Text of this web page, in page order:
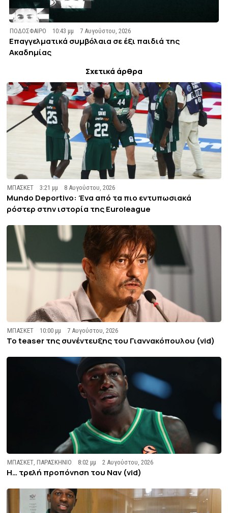
ΠΟΔΟΣΦΑΙΡΟ 10:43 μμ 7 Αυγούστου, 2026
Επαγγελματικά συμβόλαια σε έξι παιδιά της
Ακαδημίας
Σχετικά άρθρα
ΜΠΑΣΚΕΤ 3:21 μμ 8 Αυγούστου, 2026
Mundo Deportivo: Ένα από τα πιο εντυπωσιακά
ρόστερ στην ιστορία της Euroleague
ΜΠΑΣΚΕΤ 10:00 μμ 7 Αυγούστου, 2026
To teaser της συνέντευξης του Γιαννακόπουλου (vid)
ΜΠΑΣΚΕΤ,ΠΑΡΑΣΚΗΝΙΟ 8:02 μμ 2 Αυγούστου, 2026
Η… τρελή προπόνηση του Ναν (vid)